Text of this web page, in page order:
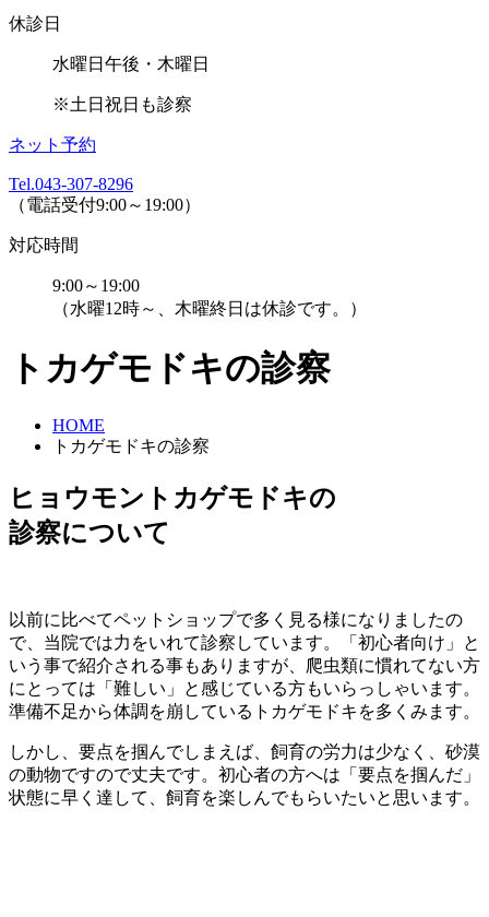
休診日
水曜日午後・木曜日
※土日祝日も診察
ネット予約
Tel.043-307-8296
（電話受付9:00～19:00）
対応時間
9:00～19:00
（水曜12時～、木曜終日は休診です。）
トカゲモドキの診察
HOME
トカゲモドキの診察
ヒョウモントカゲモドキの
診察について
以前に比べてペットショップで多く見る様になりましたの
で、当院では力をいれて診察しています。「初心者向け」と
いう事で紹介される事もありますが、爬虫類に慣れてない方
にとっては「難しい」と感じている方もいらっしゃいます。
準備不足から体調を崩しているトカゲモドキを多くみます。
しかし、要点を掴んでしまえば、飼育の労力は少なく、砂漠
の動物ですので丈夫です。初心者の方へは「要点を掴んだ」
状態に早く達して、飼育を楽しんでもらいたいと思います。